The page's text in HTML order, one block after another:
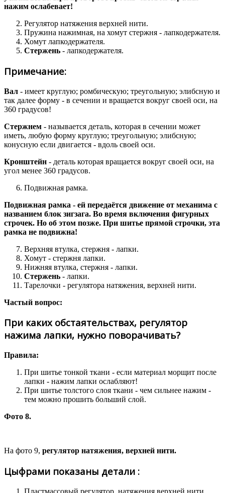
нажим ослабевает!
Регулятор натяжения верхней нити.
Пружина нажимная, на хомут стержня - лапкодержателя.
Хомут лапкодержателя.
Стержень - лапкодержателя.
Примечание:
Вал - имеет круглую; ромбическую; треугольную; элибсную и
так далее форму - в сечении и вращается вокруг своей оси, на
360 градусов!
Стержнем - называется деталь, которая в сечении может
иметь, любую форму круглую; треугольную; элибсную;
конусную если двигается - вдоль своей оси.
Кронштейн - деталь которая вращается вокруг своей оси, на
угол менее 360 градусов.
Подвижная рамка.
Подвижная рамка - ей передаётся движение от механима с
названием блок зигзага. Во время включения фигурных
строчек. Но об этом позже. При шитье прямой строчки, эта
рамка не подвижна!
Верхняя втулка, стержня - лапки.
Хомут - стержня лапки.
Нижняя втулка, стержня - лапки.
Стержень - лапки.
Тарелочки - регулятора натяжения, верхней нити.
Частый вопрос:
При каких обстаятельствах, регулятор
нажима лапки, нужно поворачивать?
Правила:
При шитье тонкой ткани - если материал морщит после
лапки - нажим лапки ослабляют!
При шитье толстого слоя ткани - чем сильнее нажим -
тем можно прошить больший слой.
Фото 8.
На фото 9, регулятор натяжения, верхней нити.
Цыфрами показаны детали :
Пластмассовый регулятор, натяжения верхней нити.